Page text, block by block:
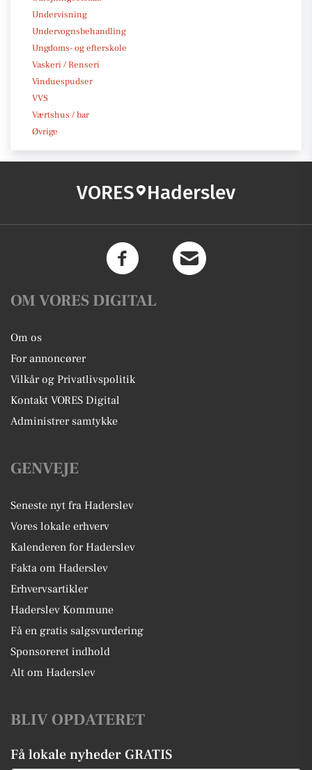
Undervisning
Undervognsbehandling
Ungdoms- og efterskole
Vaskeri / Renseri
Vinduespudser
VVS
Værtshus / bar
Øvrige
VORES Haderslev
OM VORES DIGITAL
Om os
For annoncører
Vilkår og Privatlivspolitik
Kontakt VORES Digital
Administrer samtykke
GENVEJE
Seneste nyt fra Haderslev
Vores lokale erhverv
Kalenderen for Haderslev
Fakta om Haderslev
Erhvervsartikler
Haderslev Kommune
Få en gratis salgsvurdering
Sponsoreret indhold
Alt om Haderslev
BLIV OPDATERET
Få lokale nyheder GRATIS